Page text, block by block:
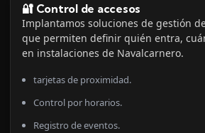
🔐 Control de accesos
Implantamos soluciones de gestión
que permiten definir quién entra,
en instalaciones de Navalcarnero.
tarjetas de proximidad.
Control por horarios.
Registro de eventos.